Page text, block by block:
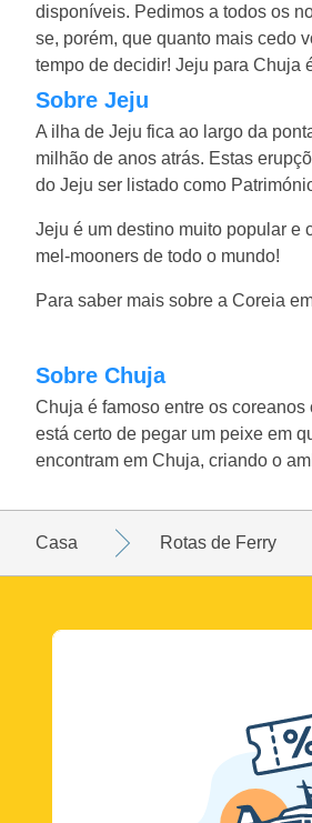
disponíveis. Pedimos a todos os
se, porém, que quanto mais cedo
tempo de decidir! Jeju para Chuja
Sobre Jeju
A ilha de Jeju fica ao largo da
milhão de anos atrás. Estas
do Jeju ser listado como
Jeju é um destino muito popular e
mel-mooners de todo o mundo!
Para saber mais sobre a Coreia
Sobre Chuja
Chuja é famoso entre os
está certo de pegar um peixe em
encontram em Chuja, criando o
Casa Rotas de Ferry